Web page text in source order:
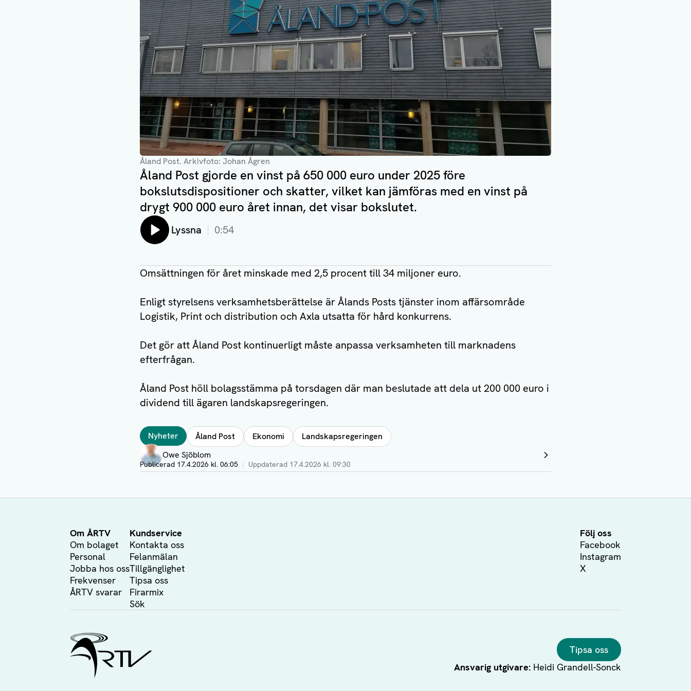
Åland Post. Arkivfoto: Johan Ågren
Åland Post gjorde en vinst på 650 000 euro under 2025 före
bokslutsdispositioner och skatter, vilket kan jämföras med en vinst på
drygt 900 000 euro året innan, det visar bokslutet.
Lyssna 0:54
Omsättningen för året minskade med 2,5 procent till 34 miljoner euro.
Enligt styrelsens verksamhetsberättelse är Ålands Posts tjänster inom affärsområde
Logistik, Print och distribution och Axla utsatta för hård konkurrens.
Det gör att Åland Post kontinuerligt måste anpassa verksamheten till marknadens
efterfrågan.
Åland Post höll bolagsstämma på torsdagen där man beslutade att dela ut 200 000 euro i
dividend till ägaren landskapsregeringen.
TaggarNyheter Åland Post Ekonomi Landskapsregeringen
Författare
Owe Sjöblom
Visa profil
Publicerad 17.4.2026 kl. 06:05 Uppdaterad 17.4.2026 kl. 09:30
Om ÅRTV
Om bolaget
Personal
Jobba hos oss
Frekvenser
ÅRTV svarar
Kundservice
Kontakta oss
Felanmälan
Tillgänglighet
Tipsa oss
Firarmix
Sök
Följ oss
Facebook
Instagram
X
Ålands Radio & TV
Tipsa oss
Ansvarig utgivare: Heidi Grandell-Sonck